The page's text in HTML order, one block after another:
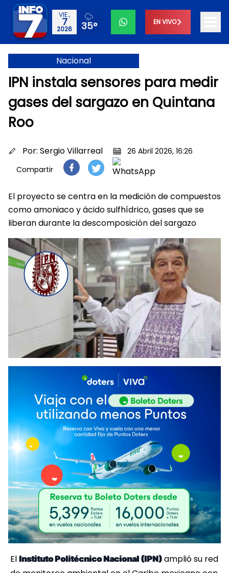
VIE.,
7
2026 35° EN VIVO
Nacional
IPN instala sensores para medir
gases del sargazo en Quintana
Roo
Por: Sergio Villarreal
26 Abril 2026, 16:26
Compartir
El proyecto se centra en la medición de compuestos
como amoniaco y ácido sulfhídrico, gases que se
liberan durante la descomposición del sargazo
El Instituto Politécnico Nacional (IPN) amplió su red